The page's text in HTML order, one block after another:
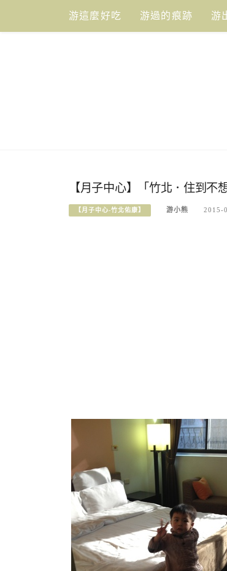
content
游這麼好吃 游過的痕跡 游
【月子中心】「竹北．住到不
【月子中心-竹北佑康】 游小熊 2015-